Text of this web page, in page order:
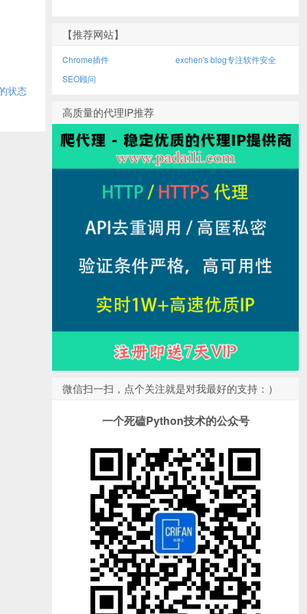
状态
【推荐网站】
Chrome插件
exchen's blog专注软件安全
SEO顾问
高质量的代理IP推荐
微信扫一扫，点个关注就是对我最好的支持：）
一个死磕Python技术的公众号